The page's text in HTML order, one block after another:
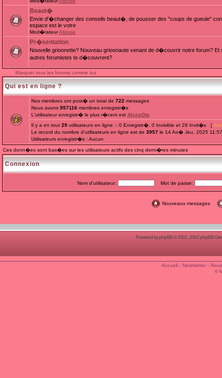
Beaut�
Envie d'�changer des conseils beaut�, de pousser des "coups de gueule"
espace est le votre
Mod�rateurAltesse
Pr�sentation
Nouvelle grioonette? Nouveau grioonaute venant de d�couvrir notre forum?
autres forumistes te d�couvrent?
Marquer tous les forums comme lus
Qui est en ligne ?
Nos membres ont post� un total de 722 messages
Nous avons 957116 membres enregistr�s
L'utilisateur enregistr� le plus r�cent est AlyceOte
Il y a en tout 29 utilisateurs en ligne :: 0 Enregistr�, 0 Invisible et 29 Invit�s [
Le record du nombre d'utilisateurs en ligne est de 3957 le 14 Ao� Jeu, 2025
Utilisateurs enregistr�s : Aucun
Ces donn�es sont bas�es sur les utilisateurs actifs des cinq derni�res minutes
Connexion
Nom d'utilisateur: Mot de passe:
Nouveaux messages
Powered byphpBB© 2001, 2002 phpBB
Accueil- Newsletter-
©